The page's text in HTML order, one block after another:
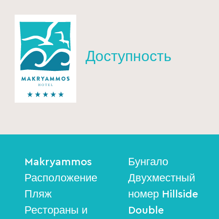
Доступность
Makryammos
Расположение
Пляж
Рестораны и
Бунгало
Двухместный
номер Hillside
Double